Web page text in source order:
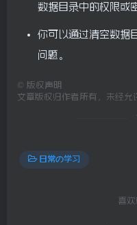
数据目录中的权限或
你可以通过清空数据
问题。
© 版权声明
文章版权归作者所有，未经允
日常の学习
喜